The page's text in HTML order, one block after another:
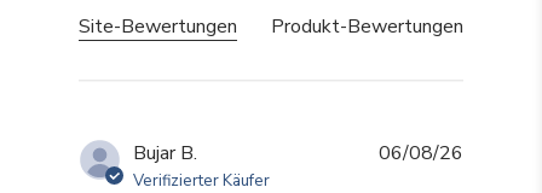
Site-Bewertungen Produkt-Bewertungen
Bujar B.
Verifizierter Käufer
06/08/26